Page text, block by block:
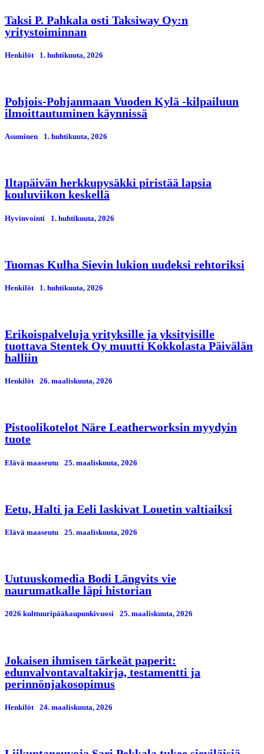
Taksi P. Pahkala osti Taksiway Oy:n
yritystoiminnan
Henkilöt 1. huhtikuuta, 2026
Pohjois-Pohjanmaan Vuoden Kylä -kilpailuun
ilmoittautuminen käynnissä
Asuminen 1. huhtikuuta, 2026
Iltapäivän herkkupysäkki piristää lapsia
kouluviikon keskellä
Hyvinvointi 1. huhtikuuta, 2026
Tuomas Kulha Sievin lukion uudeksi rehtoriksi
Henkilöt 1. huhtikuuta, 2026
Erikoispalveluja yrityksille ja yksityisille
tuottava Stentek Oy muutti Kokkolasta Päivälän
halliin
Henkilöt 26. maaliskuuta, 2026
Pistoolikotelot Näre Leatherworksin myydyin
tuote
Elävä maaseutu 25. maaliskuuta, 2026
Eetu, Halti ja Eeli laskivat Louetin valtiaiksi
Elävä maaseutu 25. maaliskuuta, 2026
Uutuuskomedia Bodi Längvits vie
naurumatkalle läpi historian
2026 kulttuuripääkaupunkivuosi 25. maaliskuuta, 2026
Jokaisen ihmisen tärkeät paperit:
edunvalvontavaltakirja, testamentti ja
perinnönjakosopimus
Henkilöt 24. maaliskuuta, 2026